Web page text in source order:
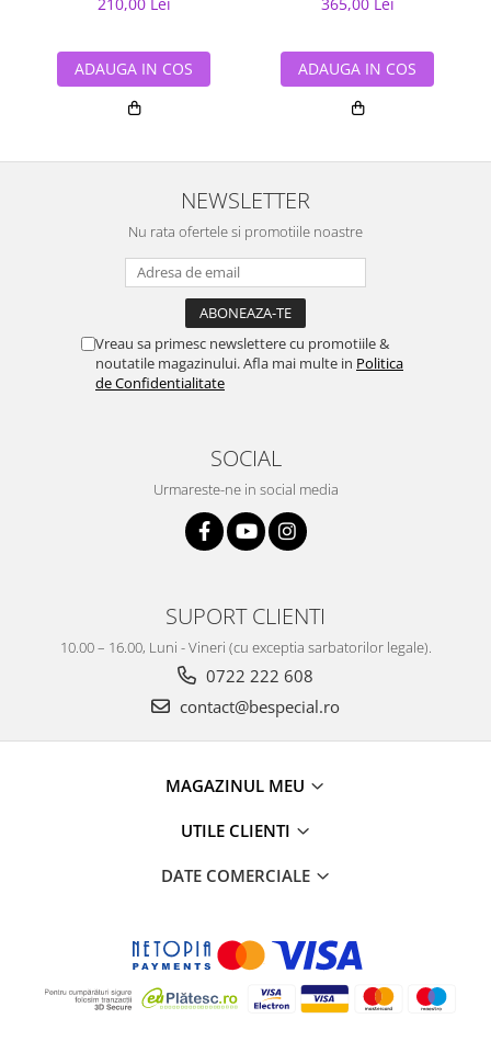
ADAUGA IN COS ADAUGA IN COS
NEWSLETTER
Nu rata ofertele si promotiile noastre
Vreau sa primesc newslettere cu promotiile &
noutatile magazinului. Afla mai multe in Politica
de Confidentialitate
SOCIAL
Urmareste-ne in social media
SUPORT CLIENTI
10.00 – 16.00, Luni - Vineri (cu exceptia sarbatorilor legale).
0722 222 608
contact@bespecial.ro
MAGAZINUL MEU
UTILE CLIENTI
DATE COMERCIALE